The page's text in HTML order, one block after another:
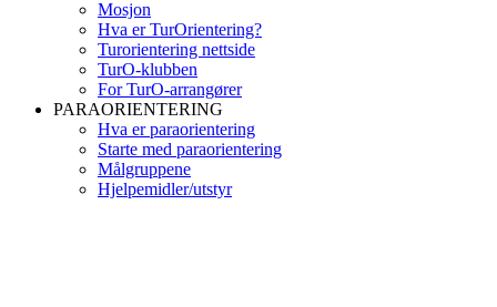
Mosjon
Hva er TurOrientering?
Turorientering nettside
TurO-klubben
For TurO-arrangører
PARAORIENTERING
Hva er paraorientering
Starte med paraorientering
Målgruppene
Hjelpemidler/utstyr